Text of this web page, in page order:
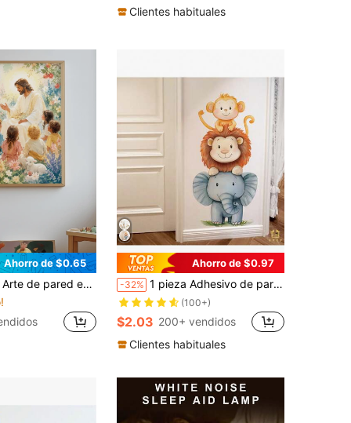
Clientes habituales
Ahorro de $0.65
bebé con tema de fe cristiana en estilo neutro; pintura de arte religioso enmarcada lista para colgar, adecuada para dormitorio de niños pequeños, sala de juegos; regalo de cristiano para bebé; decoración de habitación de niños con versículos bíblicos, póster de habitación de niños, póster de jardín de infancia
Ahorro de $0.97
-32% 1 pieza Adhesivo de pared con diseño de elefante y mono en acuarela - Diseño lindo de animales - Mural autoadhesivo de PVC - Apto para decoración de sala de juegos/cuarto de niños, sala de estar, puerta, jardín de infantes, salón de clases, decoración del hogar y regalo
(100+)
$2.03 200+ vendidos
Clientes habituales